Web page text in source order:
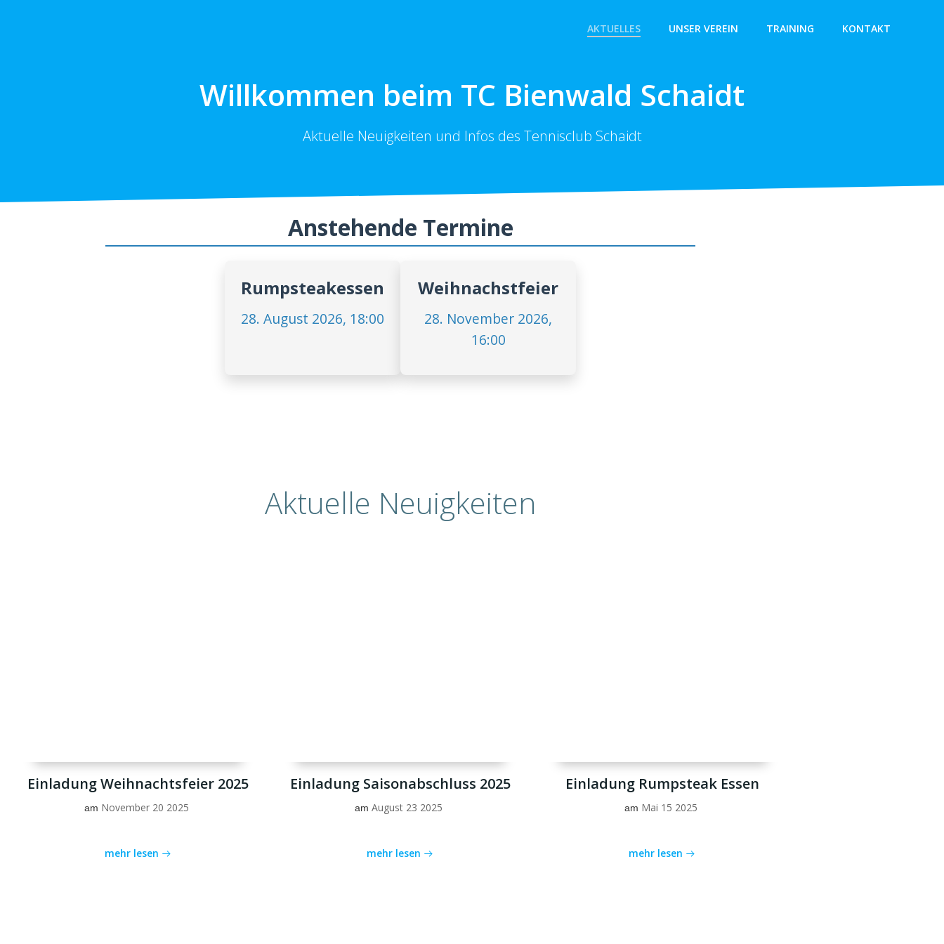
AKTUELLES UNSER VEREIN TRAINING KONTAKT
Willkommen beim TC Bienwald Schaidt
Aktuelle Neuigkeiten und Infos des Tennisclub Schaidt
Anstehende Termine
Rumpsteakessen
28. August 2026, 18:00
Weihnachstfeier
28. November 2026,
16:00
Aktuelle Neuigkeiten
Einladung Weihnachtsfeier 2025
am November 20 2025
mehr lesen
Einladung Saisonabschluss 2025
am August 23 2025
mehr lesen
Einladung Rumpsteak Essen
am Mai 15 2025
mehr lesen